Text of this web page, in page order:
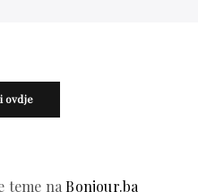
ovdje
teme naBonjour.ba